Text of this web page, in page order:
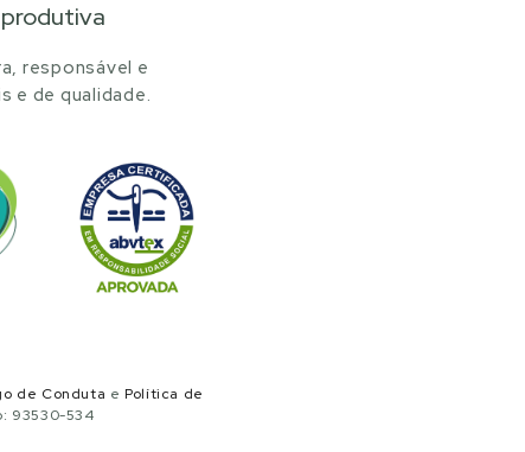
responsável e
e de qualidade.
de Conduta e Política de
93530-534